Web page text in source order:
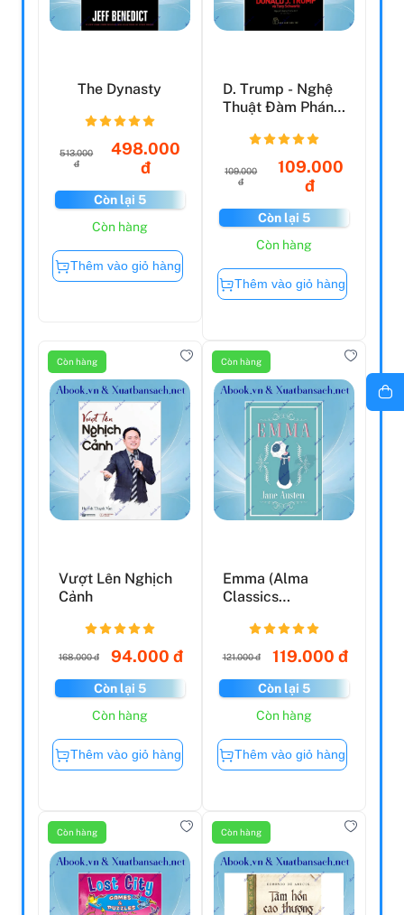
The Dynasty
513.000
đ
498.000
đ
Còn lại 5
Còn hàng
Thêm vào giỏ hàng
D. Trump - Nghệ
Thuật Đàm Phán
109.000
đ
109.000
đ
Còn lại 5
Còn hàng
Thêm vào giỏ hàng
Còn hàng
Vượt Lên Nghịch
Cảnh
168.000 đ 94.000 đ
Còn lại 5
Còn hàng
Thêm vào giỏ hàng
Còn hàng
Emma (Alma
Classics
121.000 đ 119.000 đ
Còn lại 5
Còn hàng
Thêm vào giỏ hàng
Còn hàng Còn hàng